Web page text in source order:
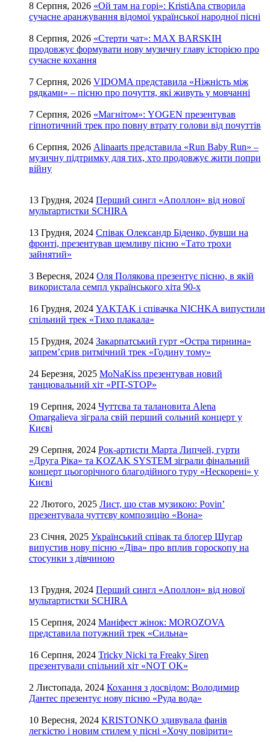
8 Серпня, 2026 «Ой там на горі»: KristiAna створила
сучасне аранжування відомої української народної пісні
8 Серпня, 2026 «Стерти чат»: MAX BARSKIH
продовжує формувати нову музичну главу історією про
сучасне кохання
7 Серпня, 2026 VIDOMA представила «Ніжність між
рядками» – пісню про почуття, які живуть у мовчанні
7 Серпня, 2026 «Магнітом»: YOGEN презентував
гіпнотичний трек про повну втрату голови від почуттів
6 Серпня, 2026 Alinaarts представила «Run Baby Run» –
музичну підтримку для тих, хто продовжує жити попри
війну
13 Грудня, 2024 Перший сингл «Аполлон» від нової
мультартистки SCHIRA
13 Грудня, 2024 Співак Олександр Біденко, бувши на
фронті, презентував щемливу пісню «Тато трохи
зайнятий»
3 Вересня, 2024 Оля Полякова презентує пісню, в якій
використала семпл українського хіта 90-х
16 Грудня, 2024 YAKTAK і співачка NICHKA випустили
спільний трек «Тихо плакала»
15 Грудня, 2024 Закарпатський гурт «Остра тирнина»
запрем’єрив ритмічний трек «Годину тому»
24 Березня, 2025 MoNaKiss презентував новий
танцювальний хіт «PIT-STOP»
19 Серпня, 2024 Чуттєва та талановита Alena
Omargalieva зіграла свій перший сольний концерт у
Києві
29 Серпня, 2024 Рок-артисти Марта Липчей, гурти
«Друга Ріка» та KOZAK SYSTEM зіграли фінальний
концерт цьогорічного благодійного туру «Нескорені» у
Києві
22 Лютого, 2025 Лист, що став музикою: Povin’
презентувала чуттєву композицію «Вона»
23 Січня, 2025 Український співак та блогер Шугар
випустив нову пісню «Діва» про вплив гороскопу на
стосунки з дівчиною
13 Грудня, 2024 Перший сингл «Аполлон» від нової
мультартистки SCHIRA
15 Серпня, 2024 Маніфест жінок: MOROZOVA
представила потужний трек «Сильна»
16 Серпня, 2024 Tricky Nicki та Freaky Siren
презентували спільний хіт «NOT OK»
2 Листопада, 2024 Кохання з досвідом: Володимир
Дантес презентує нову пісню «Руда вода»
10 Вересня, 2024 KRISTONKO здивувала фанів
легкістю і новим стилем у пісні «Хочу повірити»